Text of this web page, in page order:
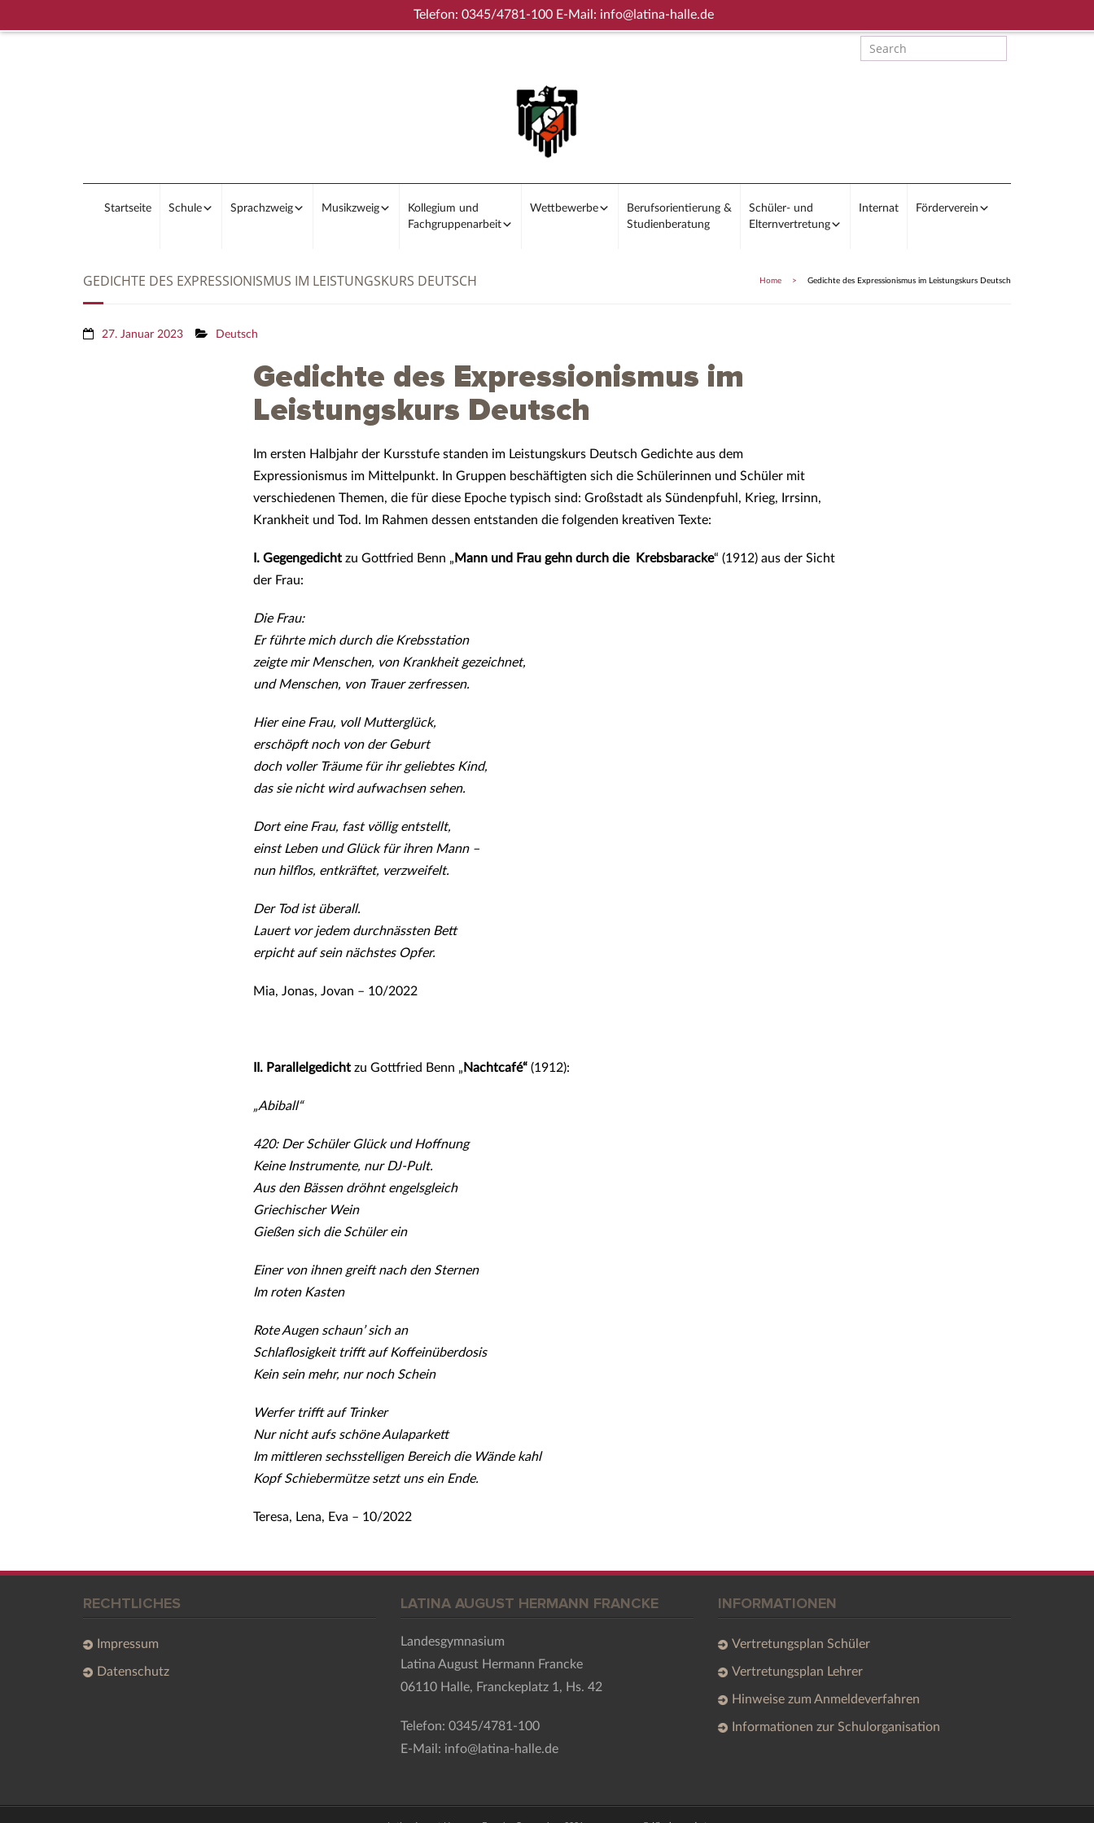
Telefon: 0345/4781-100 E-Mail: info@latina-halle.de
Startseite Schule Sprachzweig Musikzweig
Kollegium und
Fachgruppenarbeit
Wettbewerbe
Berufsorientierung &
Studienberatung
Schüler- und
Elternvertretung
Internat Förderverein
GEDICHTE DES EXPRESSIONISMUS IM LEISTUNGSKURS DEUTSCH Home > Gedichte des Expressionismus im Leistungskurs Deutsch
27. Januar 2023 Deutsch
Gedichte des Expressionismus im
Leistungskurs Deutsch
Im ersten Halbjahr der Kursstufe standen im Leistungskurs Deutsch Gedichte aus dem
Expressionismus im Mittelpunkt. In Gruppen beschäftigten sich die Schülerinnen und Schüler mit
verschiedenen Themen, die für diese Epoche typisch sind: Großstadt als Sündenpfuhl, Krieg, Irrsinn,
Krankheit und Tod. Im Rahmen dessen entstanden die folgenden kreativen Texte:
I. Gegengedicht zu Gottfried Benn „ Mann und Frau gehn durch die Krebsbaracke“ (1912) aus der Sicht
der Frau:
Die Frau:
Er führte mich durch die Krebsstation
zeigte mir Menschen, von Krankheit gezeichnet,
und Menschen, von Trauer zerfressen.
Hier eine Frau, voll Mutterglück,
erschöpft noch von der Geburt
doch voller Träume für ihr geliebtes Kind,
das sie nicht wird aufwachsen sehen.
Dort eine Frau, fast völlig entstellt,
einst Leben und Glück für ihren Mann –
nun hilflos, entkräftet, verzweifelt.
Der Tod ist überall.
Lauert vor jedem durchnässten Bett
erpicht auf sein nächstes Opfer.
Mia, Jonas, Jovan – 10/2022
II. Parallelgedicht zu Gottfried Benn „ Nachtcafé“(1912):
„Abiball“
420: Der Schüler Glück und Hoffnung
Keine Instrumente, nur DJ-Pult.
Aus den Bässen dröhnt engelsgleich
Griechischer Wein
Gießen sich die Schüler ein
Einer von ihnen greift nach den Sternen
Im roten Kasten
Rote Augen schaun’ sich an
Schlaflosigkeit trifft auf Koffeinüberdosis
Kein sein mehr, nur noch Schein
Werfer trifft auf Trinker
Nur nicht aufs schöne Aulaparkett
Im mittleren sechsstelligen Bereich die Wände kahl
Kopf Schiebermütze setzt uns ein Ende.
Teresa, Lena, Eva – 10/2022
RECHTLICHES
Impressum
Datenschutz
LATINA AUGUST HERMANN FRANCKE
Landesgymnasium
Latina August Hermann Francke
06110 Halle, Franckeplatz 1, Hs. 42
Telefon: 0345/4781-100
E-Mail: info@latina-halle.de
INFORMATIONEN
Vertretungsplan Schüler
Vertretungsplan Lehrer
Hinweise zum Anmeldeverfahren
Informationen zur Schulorganisation